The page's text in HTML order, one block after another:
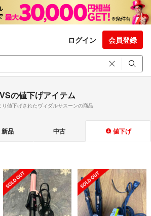
ログイン 会員登録
VSの値下げアイテム
り値下げされたヴィダルサスーンの商品
新品 中古 値下げ